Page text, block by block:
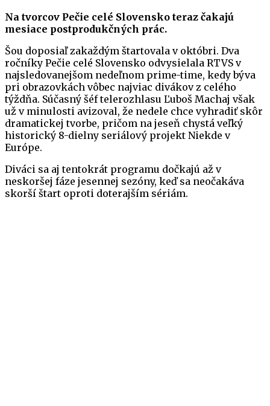
Na tvorcov Pečie celé Slovensko teraz čakajú
mesiace postprodukčných prác.
Šou doposiaľ zakaždým štartovala v októbri. Dva
ročníky Pečie celé Slovensko odvysielala RTVS v
najsledovanejšom nedeľnom prime-time, kedy býva
pri obrazovkách vôbec najviac divákov z celého
týždňa. Súčasný šéf telerozhlasu Ľuboš Machaj však
už v minulosti avizoval, že nedele chce vyhradiť skôr
dramatickej tvorbe, pričom na jeseň chystá veľký
historický 8-dielny seriálový projekt Niekde v
Európe.
Diváci sa aj tentokrát programu dočkajú až v
neskoršej fáze jesennej sezóny, keď sa neočakáva
skorší štart oproti doterajším sériám.